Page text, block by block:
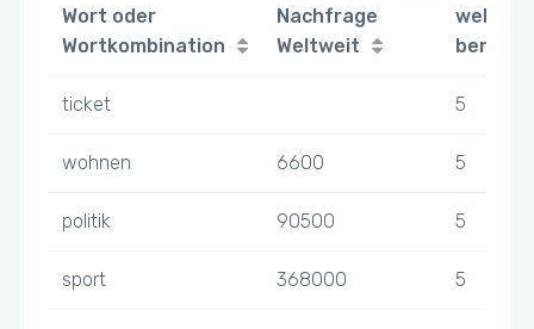
Wort oder
Wortkombination
Nachfrage
Weltweit
welche
ticket 5
wohnen 6600 5
politik 90500 5
sport 368000 5